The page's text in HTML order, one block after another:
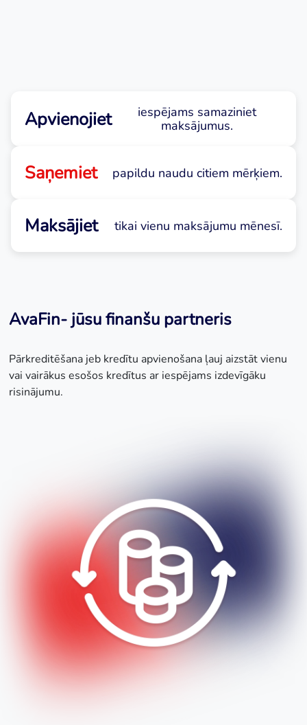
Apvienojiet
iespējams samaziniet
maksājumus.
Saņemiet papildu naudu citiem mērķiem.
Maksājiet tikai vienu maksājumu mēnesī.
AvaFin- jūsu finanšu partneris
Pārkreditēšana jeb kredītu apvienošana ļauj aizstāt vienu
vai vairākus esošos kredītus ar iespējams izdevīgāku
risinājumu.